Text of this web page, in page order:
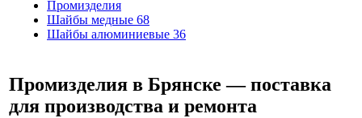
Промизделия
Шайбы медные 68
Шайбы алюминиевые 36
Промизделия в Брянске — поставка
для производства и ремонта